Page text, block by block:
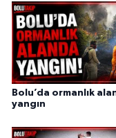
Bolu’da ormanlık
yangın